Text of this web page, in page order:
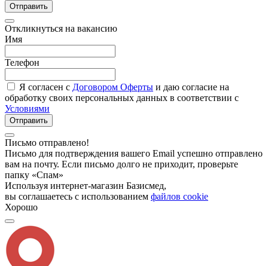
Отправить
Откликнуться на вакансию
Имя
Телефон
Я согласен с Договором Оферты и даю согласие на
обработку своих персональных данных в соответствии с
Условиями
Отправить
Письмо отправлено!
Письмо для подтверждения вашего Email успешно отправлено
вам на почту. Если письмо долго не приходит, проверьте
папку «Спам»
Используя интернет-магазин Базисмед,
вы соглашаетесь с использованием файлов cookie
Хорошо